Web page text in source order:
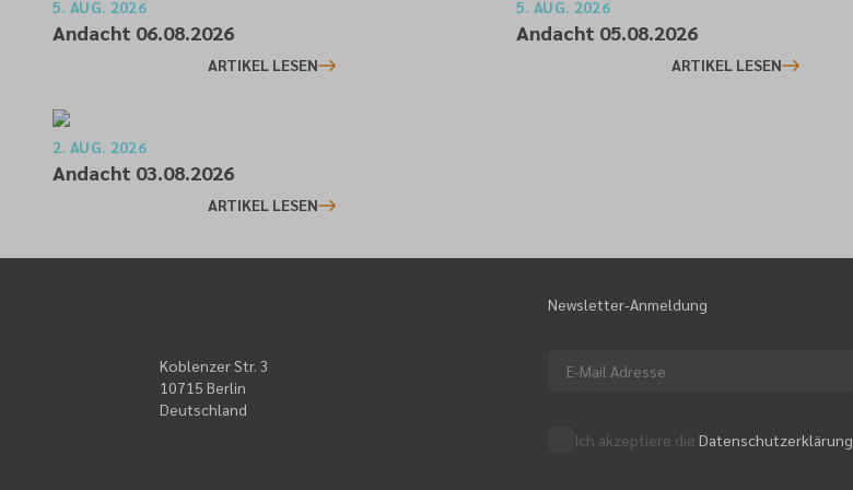
5. AUG. 2026
Andacht 06.08.2026
ARTIKEL LESEN
5. AUG. 2026
Andacht 05.08.2026
ARTIKEL LESEN
2. AUG. 2026
Andacht 03.08.2026
ARTIKEL LESEN
Koblenzer Str. 3
10715 Berlin
Deutschland
Newsletter-Anmeldung
Ich akzeptiere dieDatenschutzerklärung